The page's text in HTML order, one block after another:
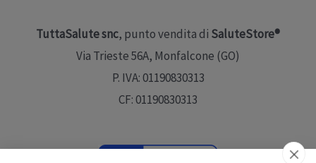
TuttaSalute snc, punto vendita di SaluteStore®
Via Trieste 56A, Monfalcone (GO)
P. IVA: 01190830313
CF: 01190830313